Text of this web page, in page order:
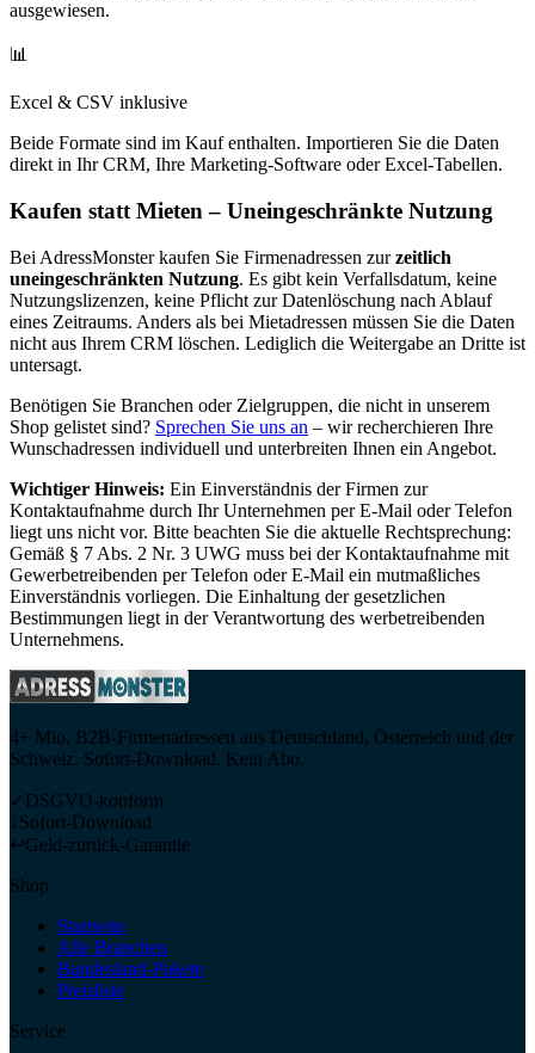
ausgewiesen.
📊
Excel & CSV inklusive
Beide Formate sind im Kauf enthalten. Importieren Sie die Daten
direkt in Ihr CRM, Ihre Marketing-Software oder Excel-Tabellen.
Kaufen statt Mieten – Uneingeschränkte Nutzung
Bei AdressMonster kaufen Sie Firmenadressen zur zeitlich
uneingeschränkten Nutzung. Es gibt kein Verfallsdatum, keine
Nutzungslizenzen, keine Pflicht zur Datenlöschung nach Ablauf
eines Zeitraums. Anders als bei Mietadressen müssen Sie die Daten
nicht aus Ihrem CRM löschen. Lediglich die Weitergabe an Dritte ist
untersagt.
Benötigen Sie Branchen oder Zielgruppen, die nicht in unserem
Shop gelistet sind? Sprechen Sie uns an – wir recherchieren Ihre
Wunschadressen individuell und unterbreiten Ihnen ein Angebot.
Wichtiger Hinweis: Ein Einverständnis der Firmen zur
Kontaktaufnahme durch Ihr Unternehmen per E-Mail oder Telefon
liegt uns nicht vor. Bitte beachten Sie die aktuelle Rechtsprechung:
Gemäß § 7 Abs. 2 Nr. 3 UWG muss bei der Kontaktaufnahme mit
Gewerbetreibenden per Telefon oder E-Mail ein mutmaßliches
Einverständnis vorliegen. Die Einhaltung der gesetzlichen
Bestimmungen liegt in der Verantwortung des werbetreibenden
Unternehmens.
4+ Mio. B2B-Firmenadressen aus Deutschland, Österreich und der
Schweiz. Sofort-Download. Kein Abo.
✓ DSGVO-konform
↓Sofort-Download
↩Geld-zurück-Garantie
Shop
Startseite
Alle Branchen
Bundesland-Pakete
Preisliste
Service